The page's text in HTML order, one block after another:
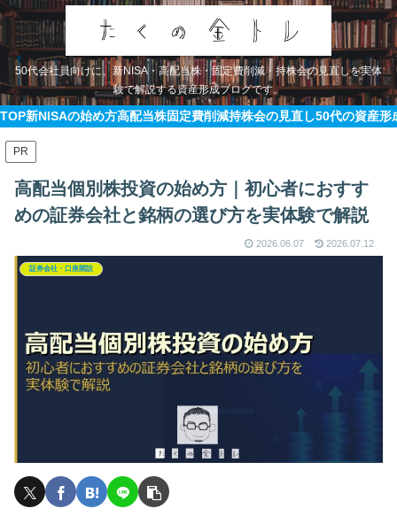
50代会社員向けに、新NISA・高配当株・固定費削減・持株会の見直しを実体
験で解説する資産形成ブログです。
TOP新NISAの始め方高配当株固定費削減持株会の見直し50代の資産形
PR
高配当個別株投資の始め方｜初心者におすす
めの証券会社と銘柄の選び方を実体験で解説
2026.06.07 2026.07.12
証券会社・口座開設